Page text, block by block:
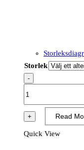
Storlek
-
Långärmad
termotröja
för
+ Read
Quick View